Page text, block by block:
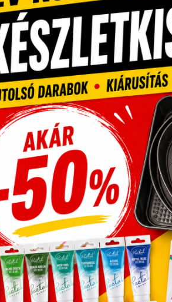
Szilikon forma fa „4553”
1,260
Ft